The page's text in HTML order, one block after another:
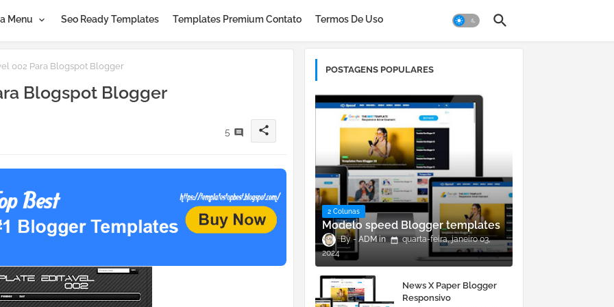
Menu Seo Ready Templates Templates Premium Contato Termos De Uso
002 Para Blogspot Blogger
Blogspot Blogger
5 share
POSTAGENS POPULARES
2 Colunas
Modelo speed Blogger templates
ADM
quarta-feira, janeiro 03,
2024
News X Paper Blogger
Responsivo